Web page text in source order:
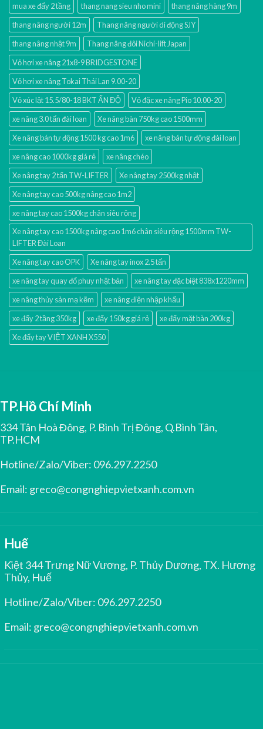
mua xe đẩy 2 tầng
thang nang sieu nho mini
thang nâng hàng 9m
thang nâng người 12m
Thang nâng người di động SJY
thang nâng nhật 9m
Thang nâng đôi Nichi-lift Japan
Vỏ hơi xe nâng 21x8-9 BRIDGESTONE
Vỏ hơi xe nâng Tokai Thái Lan 9.00-20
Vỏ xúc lật 15.5/80-18 BKT ẤN ĐỘ
Vỏ đặc xe nâng Pio 10.00-20
xe nâng 3.0 tấn đài loan
Xe nâng bàn 750kg cao 1500mm
Xe nâng bán tự động 1500 kg cao 1m6
xe nâng bán tự động đài loan
xe nâng cao 1000kg giá rẻ
xe nâng chéo
Xe nâng tay 2 tấn TW-LIFTER
Xe nâng tay 2500kg nhật
Xe nâng tay cao 500kg nâng cao 1m2
xe nâng tay cao 1500kg chân siêu rộng
Xe nâng tay cao 1500kg nâng cao 1m6 chân siêu rộng 1500mm TW-
LIFTER Đài Loan
Xe nâng tay cao OPK
Xe nâng tay inox 2.5 tấn
xe nâng tay quay đổ phuy nhật bản
xe nâng tay đặc biệt 838x1220mm
xe nâng thủy sản mạ kẽm
xe nâng điện nhập khấu
xe đẩy 2 tầng 350kg
xe đẩy 150kg giá rẻ
xe đẩy mặt bàn 200kg
Xe đẩy tay VIỆT XANH X550
TP.Hồ Chí Minh
334 Tân Hoà Đông, P. Bình Trị Đông, Q.Bình Tân,
TP.HCM
Hotline/Zalo/Viber: 096.297.2250
Email: greco@congnghiepvietxanh.com.vn
Huế
Kiệt 344 Trưng Nữ Vương, P. Thủy Dương, TX. Hương
Thủy, Huế
Hotline/Zalo/Viber: 096.297.2250
Email: greco@congnghiepvietxanh.com.vn